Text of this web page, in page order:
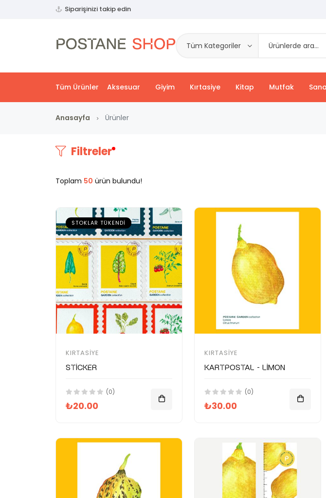
Siparişinizi takip edin
Tüm Kategoriler
Tüm Ürünler Aksesuar Giyim Kırtasiye Kitap Mutfak
Anasayfa Ürünler
Filtreler
Toplam 50 ürün bulundu!
STOKLAR TÜKENDI
KIRTASIYE
Sticker
(0)
₺20.00
KIRTASIYE
Kartpostal - Limon
(0)
₺30.00